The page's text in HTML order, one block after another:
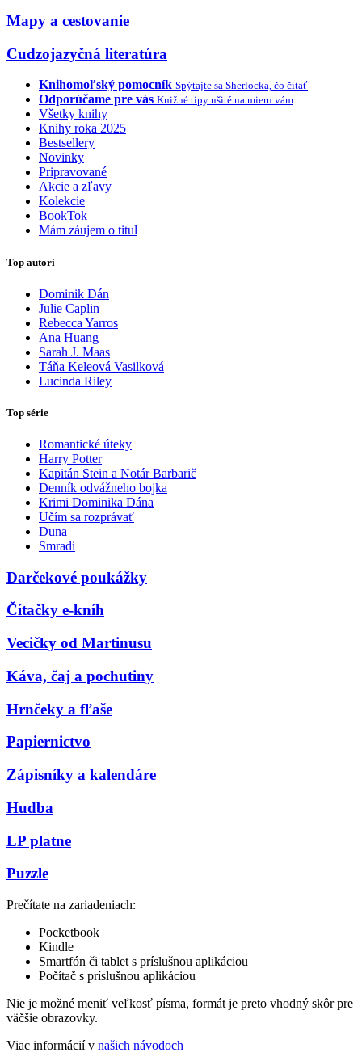
Mapy a cestovanie
Cudzojazyčná literatúra
Knihomoľský pomocník Spýtajte sa Sherlocka, čo čítať
Odporúčame pre vás Knižné tipy ušité na mieru vám
Všetky knihy
Knihy roka 2025
Bestsellery
Novinky
Pripravované
Akcie a zľavy
Kolekcie
BookTok
Mám záujem o titul
Top autori
Dominik Dán
Julie Caplin
Rebecca Yarros
Ana Huang
Sarah J. Maas
Táňa Keleová Vasilková
Lucinda Riley
Top série
Romantické úteky
Harry Potter
Kapitán Stein a Notár Barbarič
Denník odvážneho bojka
Krimi Dominika Dána
Učím sa rozprávať
Duna
Smradi
Darčekové poukážky
Čítačky e-kníh
Vecičky od Martinusu
Káva, čaj a pochutiny
Hrnčeky a fľaše
Papiernictvo
Zápisníky a kalendáre
Hudba
LP platne
Puzzle
Prečítate na zariadeniach:
Pocketbook
Kindle
Smartfón či tablet s príslušnou aplikáciou
Počítač s príslušnou aplikáciou
Nie je možné meniť veľkosť písma, formát je preto vhodný skôr pre
väčšie obrazovky.
Viac informácií v našich návodoch